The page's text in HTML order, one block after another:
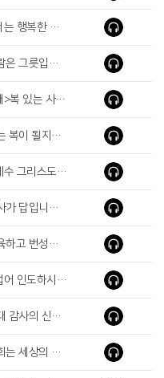
<주일2,3부예배>너는 행복한 사람이로다( Blessed Are You )
<주일1부예배>사람은 그릇입니다( People Are Utensils )
<주일1,2,3,4부예배>복 있는 사람이 있어야 할 자리 ( A Place Where Blessed Man Should Be )
<주일4부예배>너는 복이 될지라(You Will Be a Blessing)
<주일2,3부예배>예수 그리스도, 보혈의 능력( Jesus Christ, the Power of the Precious Blood )
<주일1부예배>감사가 답입니다( Thanksgiving ls the Answer )
<주일4부예배>생육하고 번성하라(Be Fruiful and multiply)
<주일2,3부예배>업어 인도하시는 하나님의 은혜( God’s Grace to Guide Me by Carrying Me on Eagle’s Wings )
<주일1부예배>절대 감사의 신앙( The Faith of the Absolute Thanksgiving )
<주일4부예배>너희는 세상의 빛이라(You Are the Light of the World)